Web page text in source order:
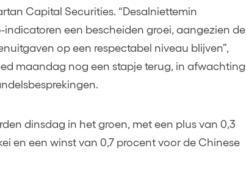
Capital Securities. “Desalniettemin
indicatoren een bescheiden groei, aangezien de
op een respectabel niveau blijven”,
maandag nog een stapje terug, in afwachting
dinsdag in het groen, met een plus van 0,3
en een winst van 0,7 procent voor de Chinese